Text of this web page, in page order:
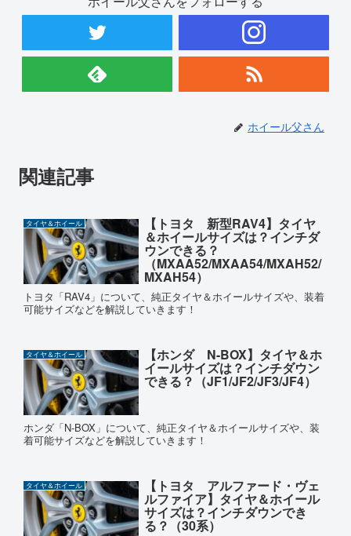
ホイール父さん
関連記事
タイヤ＆ホイール 【トヨタ 新型RAV4】タイヤ
＆ホイールサイズは？インチダ
ウンできる？
（MXAA52/MXAA54/MXAH52/
MXAH54）
トヨタ「RAV4」について、純正タイヤ＆ホイールサイズや、装着
可能サイズなどを解説していきます！
タイヤ＆ホイール 【ホンダ N-BOX】タイヤ＆ホ
イールサイズは？インチダウン
できる？（JF1/JF2/JF3/JF4）
ホンダ「N-BOX」について、純正タイヤ＆ホイールサイズや、装
着可能サイズなどを解説していきます！
タイヤ＆ホイール 【トヨタ アルファード・ヴェ
ルファイア】タイヤ＆ホイール
サイズは？インチダウンでき
る？（30系）